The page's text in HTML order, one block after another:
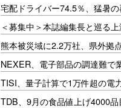
宅配ドライバー74.5％、猛暑
＜募集中＞本誌編集長と巡る
熊本被災域に2.2万社、県外拠
NEXER、電子部品の調達難で
TISI、量子計算で1万件超の電
TDB、9月の食品値上げ4000品